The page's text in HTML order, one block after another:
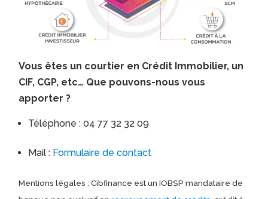
Vous êtes un courtier en Crédit Immobilier, un
CIF, CGP, etc… Que pouvons-nous vous
apporter ?
Téléphone : 04 77 32 32 09
Mail : Formulaire de contact
Mentions légales : Cibfinance est un IOBSP mandataire de